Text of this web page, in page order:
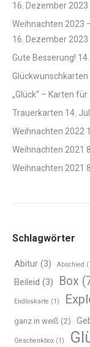
16. Dezember 2023
Weihnachten 2023
16. Dezember 2023
Gute Besserung!
Glückwunschkarten
„Glück“ – Karten
Trauerkarten 14.
Weihnachten 2022
Weihnachten 2021
Weihnachten 2021
Schlagwörter
Abitur (3) Abschied
Beileid (3) Box
Endloskarte (1)
ganz in weiß (2)
Geschenkbox (1)